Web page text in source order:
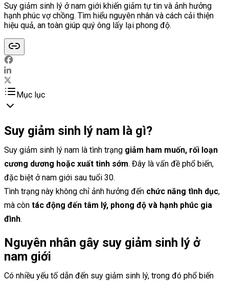
Suy giảm sinh lý ở nam giới khiến giảm tự tin và ảnh hưởng
hạnh phúc vợ chồng. Tìm hiểu nguyên nhân và cách cải thiện
hiệu quả, an toàn giúp quý ông lấy lại phong độ.
Mục lục
Suy giảm sinh lý nam là gì?
Suy giảm sinh lý nam là tình trạng giảm ham muốn, rối loạn
cương dương hoặc xuất tinh sớm. Đây là vấn đề phổ biến,
đặc biệt ở nam giới sau tuổi 30.
Tình trạng này không chỉ ảnh hưởng đến chức năng tình dục,
mà còn tác động đến tâm lý, phong độ và hạnh phúc gia
đình.
Nguyên nhân gây suy giảm sinh lý ở
nam giới
Có nhiều yếu tố dẫn đến suy giảm sinh lý, trong đó phổ biến